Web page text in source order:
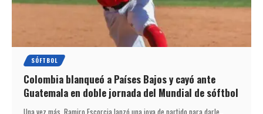
SÓFTBOL
Colombia blanqueó a Países Bajos y cayó ante
Guatemala en doble jornada del Mundial de sóftbol
Una vez más, Ramiro Escorcia lanzó una joya de partido para darle…